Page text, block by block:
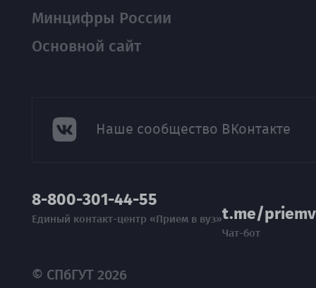
Минцифры России
Основной сайт
Наше сообщество ВКонтакте
8-800-301-44-55
Единый контакт-центр «Прием в вуз»t.me/
Чат-бот
© СПбГУТ 2026